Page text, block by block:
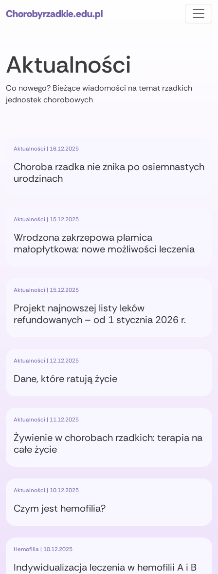
Chorobyrzadkie.edu.pl
Aktualności
Co nowego? Bieżące wiadomości na temat rzadkich
jednostek chorobowych
Aktualności | 16.12.2025
Choroba rzadka nie znika po osiemnastych
urodzinach
Aktualności | 15.12.2025
Wrodzona zakrzepowa plamica
małopłytkowa: nowe możliwości leczenia
Aktualności | 15.12.2025
Projekt najnowszej listy leków
refundowanych – od 1 stycznia 2026 r.
Aktualności | 12.12.2025
Dane, które ratują życie
Aktualności | 11.12.2025
Żywienie w chorobach rzadkich: terapia na
całe życie
Aktualności | 10.12.2025
Czym jest hemofilia?
Hemofilia | 10.12.2025
Indywidualizacja leczenia w hemofilii A i B